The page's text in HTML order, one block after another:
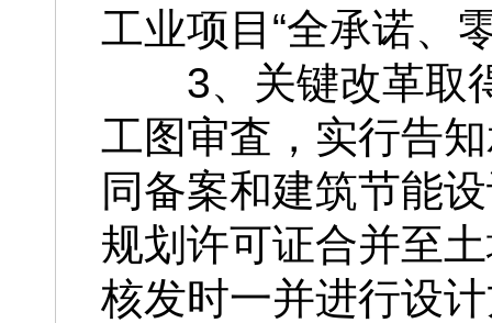
工业项目“全承诺、
3、关键改革取
工图审査，实行告
同备案和建筑节能
规划许可证合并至
核发时一并进行设